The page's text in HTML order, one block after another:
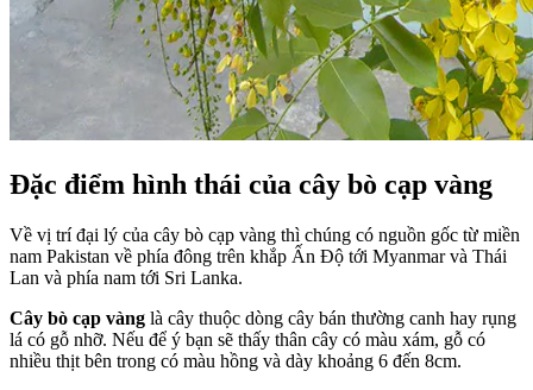
Đặc điểm hình thái của cây bò cạp vàng
Về vị trí đại lý của cây bò cạp vàng thì chúng có nguồn gốc từ miền
nam Pakistan về phía đông trên khắp Ấn Độ tới Myanmar và Thái
Lan và phía nam tới Sri Lanka.
Cây bò cạp vàng là cây thuộc dòng cây bán thường canh hay rụng
lá có gỗ nhỡ. Nếu để ý bạn sẽ thấy thân cây có màu xám, gỗ có
nhiều thịt bên trong có màu hồng và dày khoảng 6 đến 8cm.